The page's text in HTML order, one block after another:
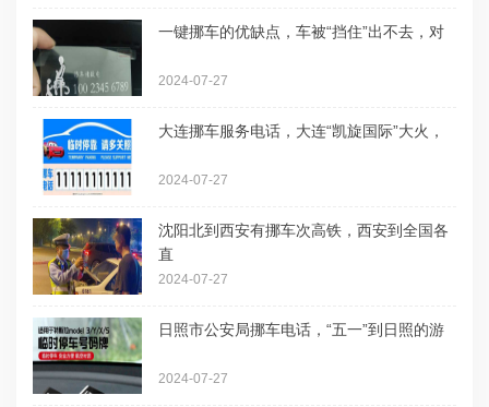
一键挪车的优缺点，车被“挡住”出不去，对
2024-07-27
大连挪车服务电话，大连“凯旋国际”大火，
2024-07-27
沈阳北到西安有挪车次高铁，西安到全国各
直
2024-07-27
日照市公安局挪车电话，“五一”到日照的游
2024-07-27